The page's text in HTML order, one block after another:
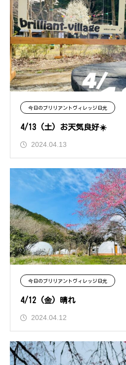
今日のブリリアントヴィレッジ日光
4/13 (土) お天気良好☀️
2024.04.13
今日のブリリアントヴィレッジ日光
4/12 (金) 晴れ
2024.04.12